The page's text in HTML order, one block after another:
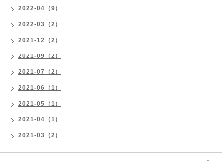
2022-04（9）
2022-03（2）
2021-12（2）
2021-09（2）
2021-07（2）
2021-06（1）
2021-05（1）
2021-04（1）
2021-03（2）